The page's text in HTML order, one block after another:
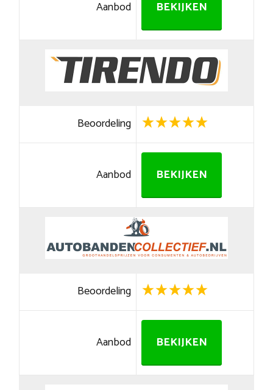
Aanbod BEKIJKEN
Beoordeling
Aanbod BEKIJKEN
Beoordeling
Aanbod BEKIJKEN